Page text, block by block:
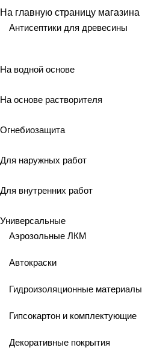
На главную страницу магазина
Антисептики для древесины
На водной основе
На основе растворителя
Огнебиозащита
Для наружных работ
Для внутренних работ
Универсальные
Аэрозольные ЛКМ
Автокраски
Гидроизоляционные материалы
Гипсокартон и комплектующие
Декоративные покрытия